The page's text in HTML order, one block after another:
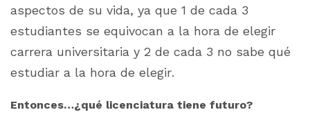
aspectos de su vida, ya que 1 de cada 3
estudiantes se equivocan a la hora de elegir
carrera universitaria y 2 de cada 3 no sabe qué
estudiar a la hora de elegir.
Entonces…¿qué licenciatura tiene futuro?